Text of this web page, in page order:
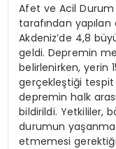
Afet ve Acil Durum
tarafından
Akdeniz’de 4,8
geldi. Depremin
belirlenirken, yerin
gerçekleştiği
depremin halk
bildirildi. Yetkililer,
durumun
etmemesi